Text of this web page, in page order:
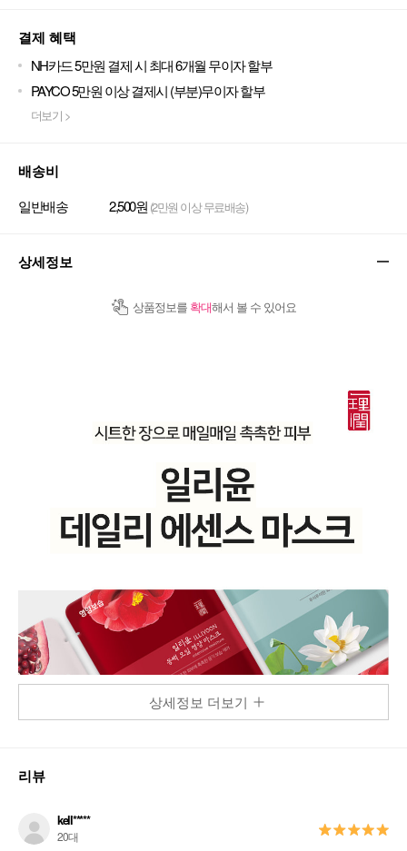
결제 혜택
NH카드 5만원 결제 시 최대 6개월 무이자 할부
PAYCO 5만원 이상 결제시 (부분)무이자 할부
더보기 >
배송비
일반배송 2,500원 (2만원 이상 무료배송)
상세정보
상품정보를 확대해서 볼 수 있어요
상세정보 더보기
리뷰
kell*****
20대